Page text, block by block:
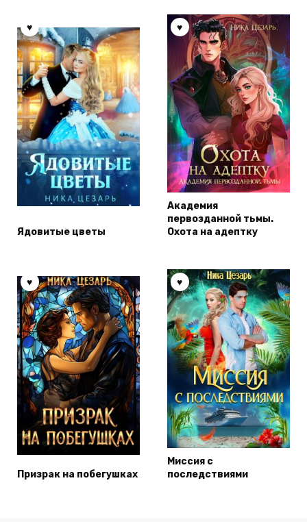
Ядовитые цветы
Академия
первозданной тьмы.
Охота на адептку
Призрак на побегушках
Миссия с
последствиями